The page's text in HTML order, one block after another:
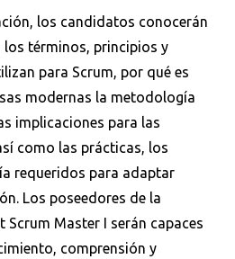
los candidatos conocerán
términos, principios y
para Scrum, por qué es
modernas la metodología
implicaciones para las
como las prácticas, los
requeridos para adaptar
Los poseedores de la
Scrum Master I serán capaces
comprensión y